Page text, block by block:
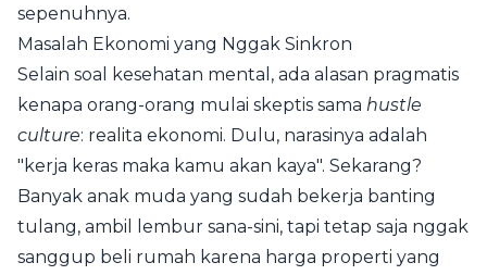
sepenuhnya.
Masalah Ekonomi yang Nggak Sinkron
Selain soal kesehatan mental, ada alasan pragmatis
kenapa orang-orang mulai skeptis sama hustle
culture: realita ekonomi. Dulu, narasinya adalah
"kerja keras maka kamu akan kaya". Sekarang?
Banyak anak muda yang sudah bekerja banting
tulang, ambil lembur sana-sini, tapi tetap saja nggak
sanggup beli rumah karena harga properti yang